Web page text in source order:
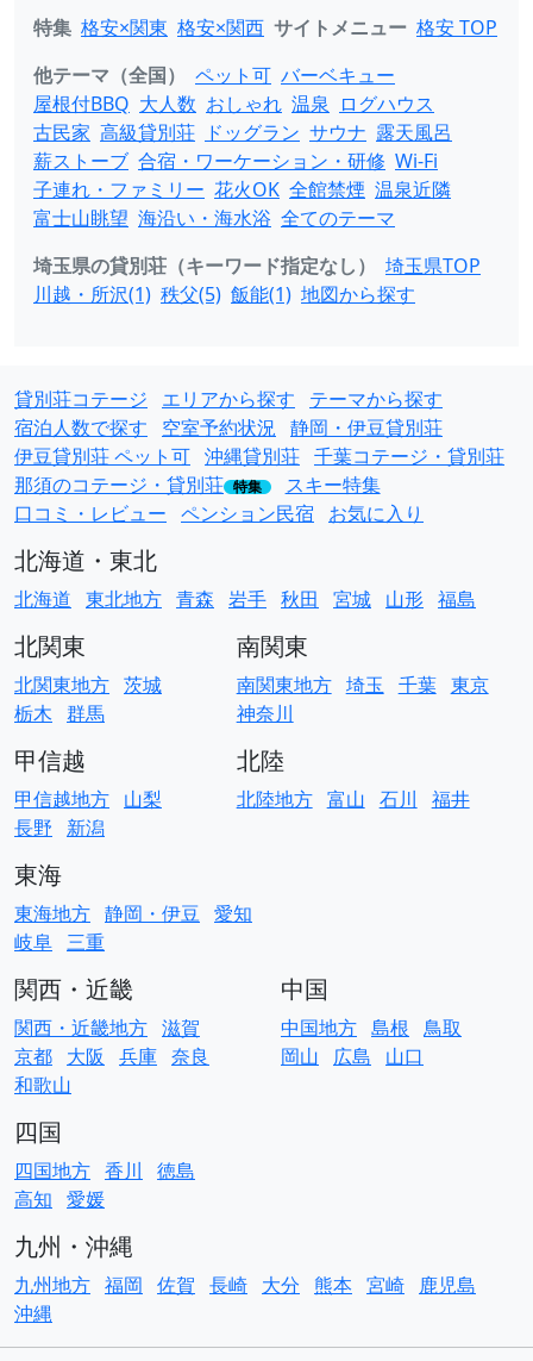
特集 格安×関東 格安×関西 サイトメニュー 格安 TOP
他テーマ（全国）
ペット可 バーベキュー
屋根付BBQ 大人数 おしゃれ 温泉 ログハウス
古民家 高級貸別荘 ドッグラン サウナ 露天風呂
薪ストーブ 合宿・ワーケーション・研修 Wi-Fi
子連れ・ファミリー 花火OK 全館禁煙 温泉近隣
富士山眺望 海沿い・海水浴 全てのテーマ
埼玉県の貸別荘（キーワード指定なし）
埼玉県TOP
川越・所沢(1) 秩父(5) 飯能(1) 地図から探す
貸別荘コテージ エリアから探す
テーマから探す
宿泊人数で探す
空室予約状況 静岡・伊豆貸別荘
伊豆貸別荘 ペット可 沖縄貸別荘 千葉コテージ・貸別荘
那須のコテージ・貸別荘 特集
スキー特集
口コミ・レビュー ペンション民宿 お気に入り
北海道・東北
北海道 東北地方 青森 岩手 秋田 宮城 山形 福島
北関東
北関東地方 茨城
栃木 群馬
南関東
南関東地方 埼玉 千葉 東京
神奈川
甲信越
甲信越地方 山梨
長野
新潟
北陸
北陸地方 富山 石川 福井
東海
東海地方 静岡・伊豆 愛知
岐阜 三重
関西・近畿
関西・近畿地方 滋賀
京都 大阪 兵庫 奈良
和歌山
中国
中国地方 島根 鳥取
岡山
広島 山口
四国
四国地方 香川
徳島
高知 愛媛
九州・沖縄
九州地方 福岡 佐賀 長崎 大分 熊本 宮崎
鹿児島
沖縄